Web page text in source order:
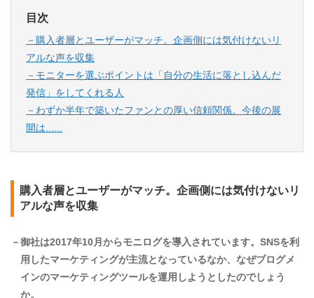
目次
－購入者層とユーザーがマッチ。企画側には気付けないリ
アルな声を収集
－モニターを選ぶポイントは「自分の生活に落とし込んだ
発信」をしてくれる人
－わずか半年で築いたファンとの厚い信頼関係。今後の展
開は......
購入者層とユーザーがマッチ。企画側には気付けないリ
アルな声を収集
－御社は2017年10月からモニログを導入されています。SNSを利
用したマーケティングが主流となっているなか、なぜブログメ
インのマーケティングツールを運用しようとしたのでしょう
か。